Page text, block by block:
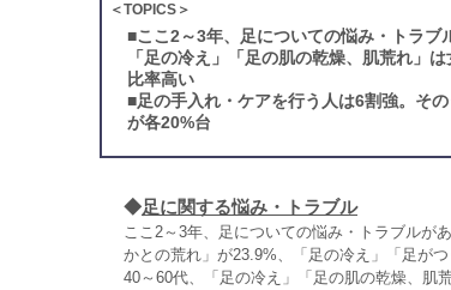
＜TOPICS＞
■ここ2～3年、足についての悩み・トラブ
「足の冷え」「足の肌の乾燥、肌荒れ」
比率高い
■足の手入れ・ケアを行う人は6割強。そ
が各20%台
◆足に関する悩み・トラブル
ここ2～3年、足についての悩み・トラブルが
かとの荒れ」が23.9%、「足の冷え」「足が
40～60代、「足の冷え」「足の肌の乾燥、肌